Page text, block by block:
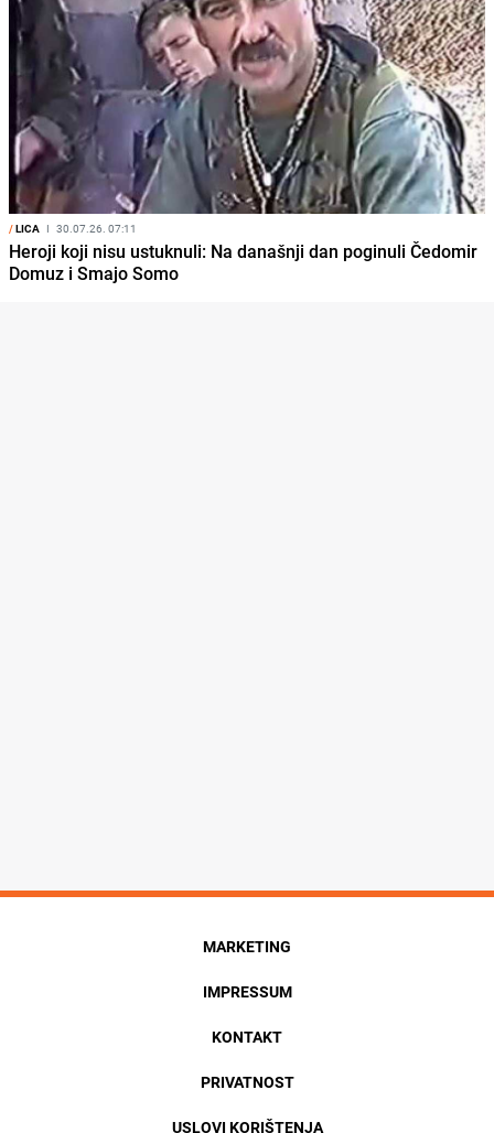
/LICA I 30.07.26. 07:11
Heroji koji nisu ustuknuli: Na današnji dan poginuli Čedomir
Domuz i Smajo Somo
MARKETING
IMPRESSUM
KONTAKT
PRIVATNOST
USLOVI KORIŠTENJA